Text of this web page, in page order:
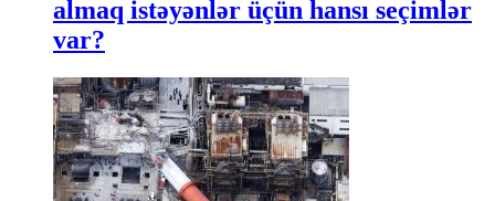
almaq istəyənlər üçün hansı seçimlər
var?